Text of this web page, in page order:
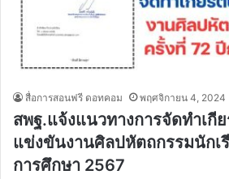
สื่อการสอนฟรี ดอทคอม พฤศจิกายน 4, 2024
สพฐ.แจ้งแนวทางการจัดทำเกี
แข่งขันงานศิลปหัตถกรรมนักเ
การศึกษา 2567